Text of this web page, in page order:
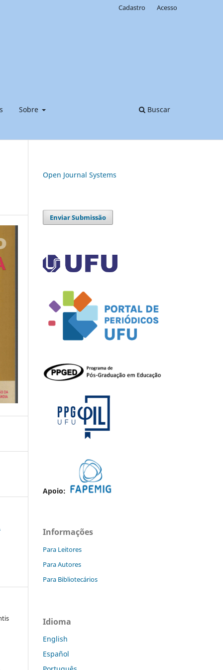
Sobre Buscar
Cadastro Acesso
Open Journal Systems
Enviar Submissão
Apoio:
Informações
Para Leitores
Para Autores
Para Bibliotecários
Idioma
English
Español